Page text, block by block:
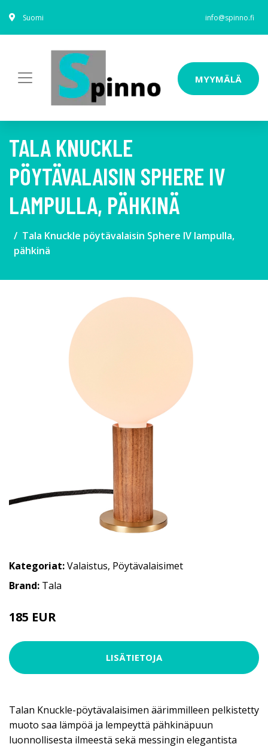
Suomi info@spinno.fi
MYYMÄLÄ
TALA KNUCKLE
PÖYTÄVALAISIN SPHERE IV
LAMPULLA, PÄHKINÄ
Tala Knuckle pöytävalaisin Sphere IV lampulla,
pähkinä
Kategoriat:Valaistus, Pöytävalaisimet
Brand: Tala
185 EUR
LISÄTIETOJA
Talan Knuckle-pöytävalaisimen äärimmilleen pelkistetty
muoto saa lämpöä ja lempeyttä pähkinäpuun
luonnollisesta ilmeestä sekä messingin elegantista